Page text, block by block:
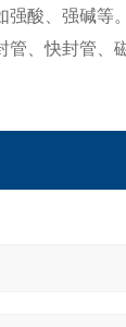
酸、强碱等
、快封管、